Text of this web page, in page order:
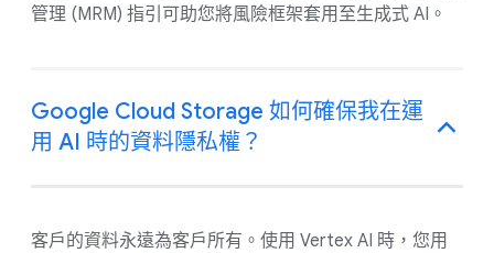
管理 (MRM) 指引可助您將風險框架套用至生成式 AI。
Google Cloud Storage 如何確保我在運
用 AI 時的資料隱私權？
客戶的資料永遠為客戶所有。使用 Vertex AI 時，您用